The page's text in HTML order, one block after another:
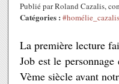
Publié par Roland Cazalis,
Catégories : #homélie_cazalis
La première lecture
Job est le
Vème siècle avant